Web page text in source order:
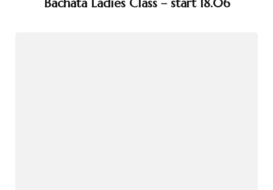
Bachata Ladies Class – start 18.06